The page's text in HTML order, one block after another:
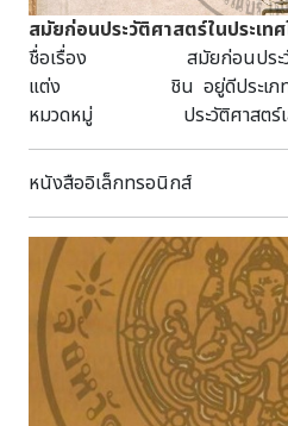
การ กลุ่มโบราณคดี สำนักศิลปา
------------ที่มาของข้อมูล : กรมศิล
ในเขตหน่วยศิลปากรที่ ๒. กรุงเท
ศิลปากร, ๒๕๓๘. พยุง วงษ์น้อย แ
รายงานการสำรวจทางโบราณคดี
๑ ราชบุรี, ๒๕๔๑ สมุดราชบุรี สยา
พิมพ์หนังสือพิมพ์ไทย:พระนคร(กรุง
น้องยาเธอ เจ้าฟ้าภาณุรังษีสว่าง
เดช. “เขาสามร้อยยอดแขวงเมือง
ต่าง ๆ ภาค ๗. กรุงเทพฯ: กรมศิล
ในงานเฉลิมพระเกียรติ จอมพล ส
มุข เจ้าฟ้าภาณุรังษีสว่างวงศ์ กรม
๑๕๐ ปีประสูติ). สำนักหอจดหมายเ
เรื่องระยะทางยกกองทัพไปตีเมือ
(จดหมายเหตุกรุงรัตนโกสินทร์ รั
สมัยก่อนประวัติศาสตร์ในประเท
ชื่อเรื่อง สมัยก่อนประวัติศ
แต่ง ชิน อยู่ดีประเภทวัส
หมวดหมู่ ประวัติศาส
ช561สปสถานที่พิมพ์
การพิมพ์พระนครปีที่พิมพ์
ภาษา ไทยบทคัดย่
อนุสรณ์ในงานพระราชทานเพลิง
พศ.2513 เนื้อหาเกี่ยวกับยุคสมัย
หนังสืออิเล็กทรอนิกส์